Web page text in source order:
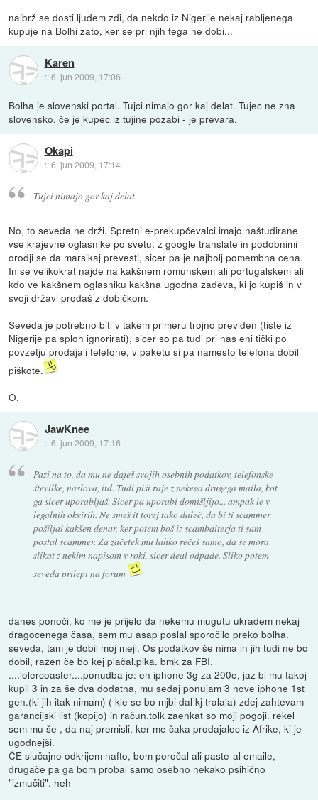
najbrž se dosti ljudem zdi, da nekdo iz Nigerije nekaj rabljenega
kupuje na Bolhi zato, ker se pri njih tega ne dobi...
Karen
::6. jun 2009, 17:06
Bolha je slovenski portal. Tujci nimajo gor kaj delat. Tujec ne zna
slovensko, če je kupec iz tujine pozabi - je prevara.
Okapi
::6. jun 2009, 17:14
Tujci nimajo gor kaj delat.
No, to seveda ne drži. Spretni e-prekupčevalci imajo naštudirane
vse krajevne oglasnike po svetu, z google translate in podobnimi
orodji se da marsikaj prevesti, sicer pa je najbolj pomembna cena.
In se velikokrat najde na kakšnem romunskem ali portugalskem ali
kdo ve kakšnem oglasniku kakšna ugodna zadeva, ki jo kupiš in v
svoji državi prodaš z dobičkom.
Seveda je potrebno biti v takem primeru trojno previden (tiste iz
Nigerije pa sploh ignorirati), sicer so pa tudi pri nas eni tički po
povzetju prodajali telefone, v paketu si pa namesto telefona dobil
piškote.
O.
JawKnee
::6. jun 2009, 17:16
Pazi na to, da mu ne daješ svojih osebnih podatkov, telefonske
številke, naslova, itd. Tudi piši raje z nekega drugega maila, kot
ga sicer uporabljaš. Sicer pa uporabi domišljijo... ampak le v
legalnih okvirih. Ne smeš it torej tako daleč, da bi ti scammer
pošiljal kakšen denar, ker potem boš iz scambaiterja ti sam
postal scammer. Za začetek mu lahko rečeš samo, da se mora
slikat z nekim napisom v roki, sicer deal odpade. Sliko potem
seveda prilepi na forum
danes ponoči, ko me je prijelo da nekemu mugutu ukradem nekaj
dragocenega časa, sem mu asap poslal sporočilo preko bolha.
seveda, tam je dobil moj mejl. Os podatkov še nima in jih tudi ne bo
dobil, razen če bo kej plačal.pika. bmk za FBI.
....lolercoaster....ponudba je: en iphone 3g za 200e, jaz bi mu takoj
kupil 3 in za še dva dodatna, mu sedaj ponujam 3 nove iphone 1st
gen.(ki jih itak nimam) ( kle se bo mjbi dal kj tralala) zdej zahtevam
garancijski list (kopijo) in račun.tolk zaenkat so moji pogoji. rekel
sem mu še , da naj premisli, ker me čaka prodajalec iz Afrike, ki je
ugodnejši.
ČE slučajno odkrijem nafto, bom poročal ali paste-al emaile,
drugače pa ga bom probal samo osebno nekako psihično
"izmučiti". heh